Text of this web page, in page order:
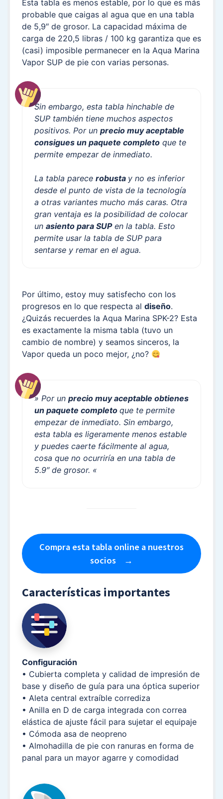
Esta tabla es menos estable, por lo que es más
probable que caigas al agua que en una tabla
de 5,9″ de grosor. La capacidad máxima de
carga de 220,5 libras / 100 kg garantiza que es
(casi) imposible permanecer en la Aqua Marina
Vapor SUP de pie con varias personas.
Sin embargo, esta tabla hinchable de
SUP también tiene muchos aspectos
positivos. Por un precio muy aceptable
consigues un paquete completo que te
permite empezar de inmediato.
La tabla parece robusta y no es inferior
desde el punto de vista de la tecnología
a otras variantes mucho más caras. Otra
gran ventaja es la posibilidad de colocar
un asiento para SUPen la tabla. Esto
permite usar la tabla de SUP para
sentarse y remar en el agua.
Por último, estoy muy satisfecho con los
progresos en lo que respecta al diseño.
¿Quizás recuerdes la Aqua Marina SPK-2? Esta
es exactamente la misma tabla (tuvo un
cambio de nombre) y seamos sinceros, la
Vapor queda un poco mejor, ¿no?
» Por un precio muy aceptable obtienes
un paquete completo que te permite
empezar de inmediato. Sin embargo,
esta tabla es ligeramente menos estable
y puedes caerte fácilmente al agua,
cosa que no ocurriría en una tabla de
5.9″ de grosor. «
Compra esta tabla online a nuestros
socios
Características importantes
Configuración
• Cubierta completa y calidad de impresión de
base y diseño de guía para una óptica superior
• Aleta central extraíble corrediza
• Anilla en D de carga integrada con correa
elástica de ajuste fácil para sujetar el equipaje
• Cómoda asa de neopreno
• Almohadilla de pie con ranuras en forma de
panal para un mayor agarre y comodidad